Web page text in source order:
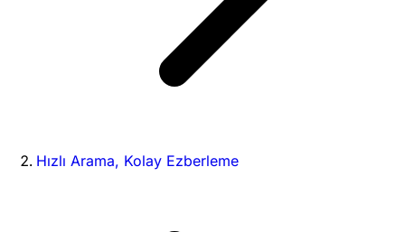
Hızlı Arama, Kolay Ezberleme